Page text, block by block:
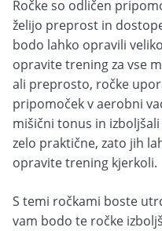
Ročke so odličen
želijo preprost in
bodo lahko opravili
opravite trening za vse
ali preprosto, ročke
pripomoček v aerobni
mišični tonus in
zelo praktične, zato jih
opravite trening kjerkoli.
S temi ročkami boste
vam bodo te ročke